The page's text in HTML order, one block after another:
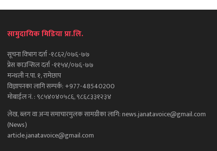
सामुदायिक मिडिया प्रा.लि.
सूचना विभाग दर्ता -१८६२/०७६-७७
प्रेस काउन्सिल दर्ता -११५४/०७६-७७
मन्थली न.पा. १, रामेछाप
विज्ञापनका लागि सम्पर्क: +977-48540200
मोबाईल नं. : ९८५४०४०५८६, ९८६८३३१२३४
लेख, ब्लग वा अन्य समाचारमुलक सामग्रीका लागि: news.janatavoice@gmail.com
(News)
article.janatavoice@gmail.com